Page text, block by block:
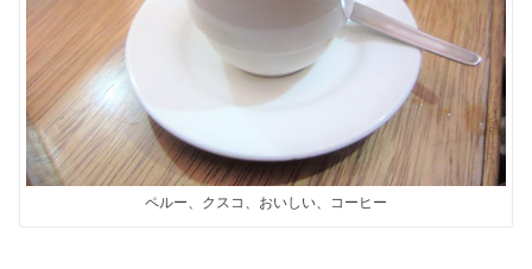
ペルー、クスコ、おいしい、コーヒー